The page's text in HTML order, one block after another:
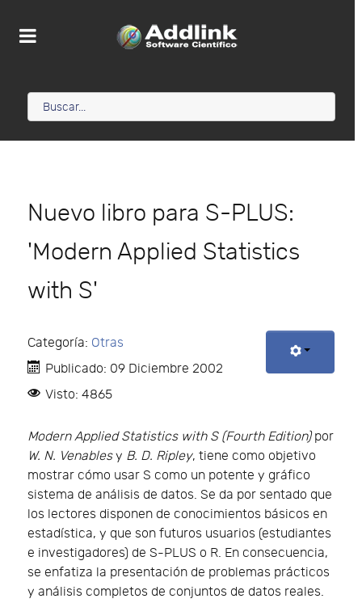
Nuevo libro para S-PLUS:
'Modern Applied Statistics
with S'
Categoría: Otras
Publicado: 09 Diciembre 2002
Visto: 4865
Modern Applied Statistics with S (Fourth Edition)por
W. N. Venablesy B. D. Ripley, tiene como objetivo
mostrar cómo usar S como un potente y gráfico
sistema de análisis de datos. Se da por sentado que
los lectores disponen de conocimientos básicos en
estadística, y que son futuros usuarios (estudiantes
e investigadores) de S-PLUS o R. En consecuencia,
se enfatiza la presentación de problemas prácticos
y análisis completos de conjuntos de datos reales.